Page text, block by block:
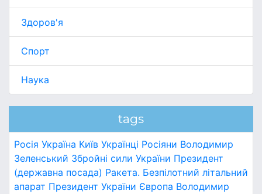
Здоров'я
Спорт
Наука
tags
Росія Україна Київ Українці Росіяни Володимир
Зеленський Збройні сили України Президент
(державна посада) Ракета. Безпілотний літальний
апарат Президент України Європа Володимир